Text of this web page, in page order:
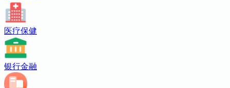
医疗保健
银行金融